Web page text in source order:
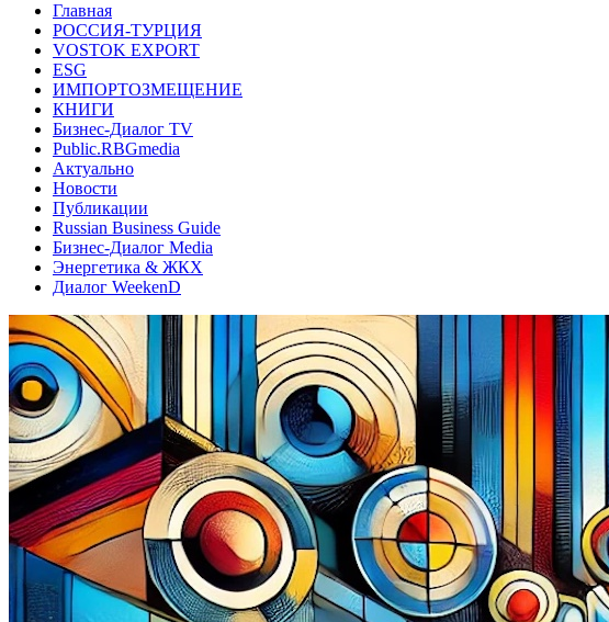
Главная
РОССИЯ-ТУРЦИЯ
VOSTOK EXPORT
ESG
ИМПОРТОЗМЕЩЕНИЕ
КНИГИ
Бизнес-Диалог TV
Public.RBGmedia
Актуально
Новости
Публикации
Russian Business Guide
Бизнес-Диалог Media
Энергетика & ЖКХ
Диалог WeekenD